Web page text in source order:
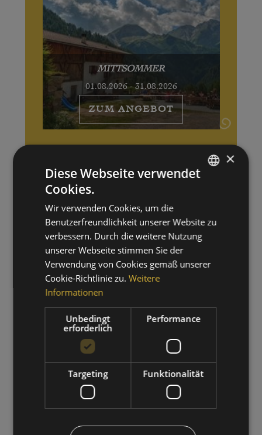
MITTSOMMER
01.08.2026 - 31.08.2026
ZUM ANGEBOT
WANDERZEIT
01.09.2026 - 30.09.2026
ZUM ANGEBOT
×
Diese Webseite verwendet
Cookies.
Wir verwenden Cookies, um die
Benutzerfreundlichkeit unserer Website zu
verbessern. Durch die weitere Nutzung
unserer Webseite stimmen Sie der
Verwendung von Cookies gemäß unserer
Cookie-Richtlinie zu. Weitere
Informationen
Unbedingt
erforderlich
Performance
Targeting Funktionalität